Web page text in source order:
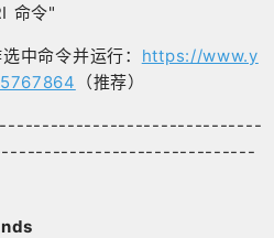
命令"
中命令并运行： https://www.y
（推荐）